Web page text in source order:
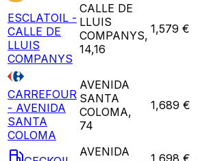
ESCLATOIL -
CALLE DE
LLUIS
COMPANYS
CALLE DE
LLUIS
COMPANYS,
14,16
1,579 €
CARREFOUR
- AVENIDA
SANTA
COLOMA
AVENIDA
SANTA
COLOMA,
74
1,689 €
AVENIDA
1,698 €